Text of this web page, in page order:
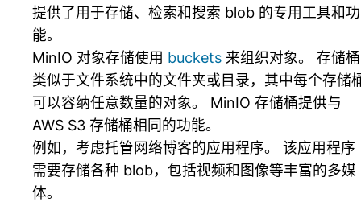
提供了用于存储、检索和搜索 blob 的专用工具和功
能。
MinIO 对象存储使用 buckets 来组织对象。 存储桶
类似于文件系统中的文件夹或目录，其中每个存储
可以容纳任意数量的对象。 MinIO 存储桶提供与
AWS S3 存储桶相同的功能。
例如，考虑托管网络博客的应用程序。 该应用程序
需要存储各种 blob，包括视频和图像等丰富的多媒
体。